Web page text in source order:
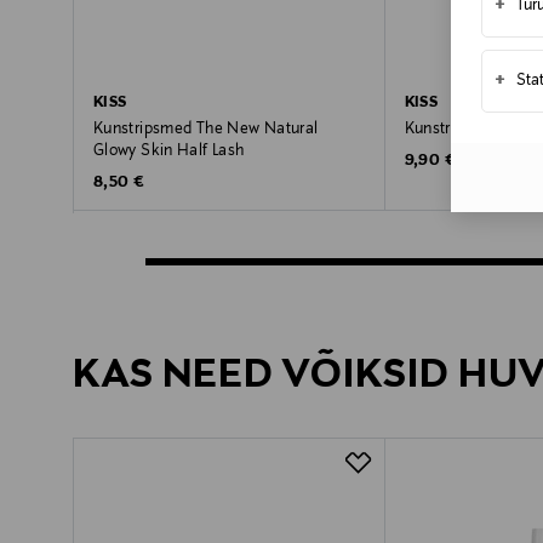
+
+
KISS
Kunstripsmed The New Natural
Glowy Skin Half Lash
Original Price
8,50 €
KISS
Kunstripsmed My
Original Price
9,90 €
KAS NEED VÕIKSID